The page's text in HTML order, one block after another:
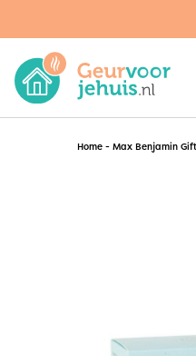
Janzen
Home - Max Benjamin